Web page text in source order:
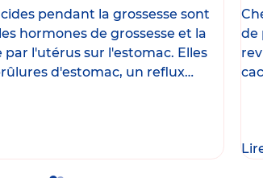
pendant la grossesse sont
hormones de grossesse et la
par l'utérus sur l'estomac. Elles
d'estomac, un reflux
de